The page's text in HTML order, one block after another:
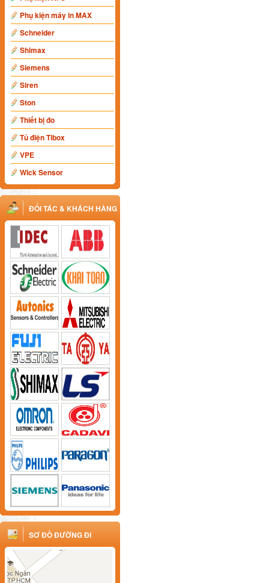
Phụ kiện máy in MAX
Schneider
Shimax
Siemens
Siren
Ston
Thiết bị đo
Tủ điện Tibox
VPE
Wick Sensor
ĐỐI TÁC & KHÁCH HÀNG
SƠ ĐỒ ĐƯỜNG ĐI